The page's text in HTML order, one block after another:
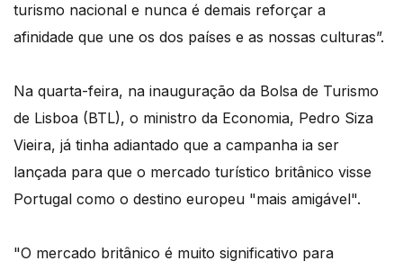
turismo nacional e nunca é demais reforçar a
afinidade que une os dos países e as nossas culturas”.
Na quarta-feira, na inauguração da Bolsa de Turismo
de Lisboa (BTL), o ministro da Economia, Pedro Siza
Vieira, já tinha adiantado que a campanha ia ser
lançada para que o mercado turístico britânico visse
Portugal como o destino europeu "mais amigável".
"O mercado britânico é muito significativo para